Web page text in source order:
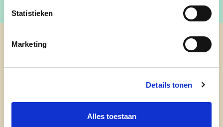
Statistieken
Marketing
Details tonen
Alles toestaan
cd&v Hechtel-Eksel
Meer respect voor Keizer